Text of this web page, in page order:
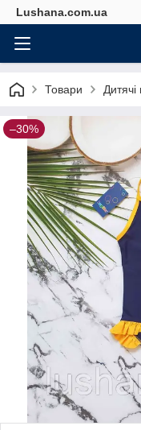
Lushana.com.ua
Товари
–30%